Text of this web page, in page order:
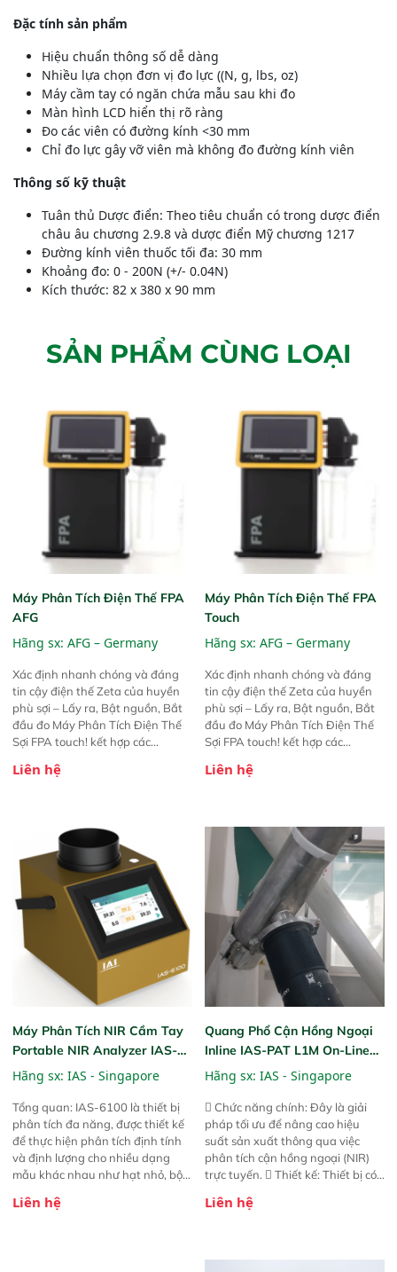
Đặc tính sản phẩm
Hiệu chuẩn thông số dễ dàng
Nhiều lựa chọn đơn vị đo lực ((N, g, lbs, oz)
Máy cầm tay có ngăn chứa mẫu sau khi đo
Màn hình LCD hiển thị rõ ràng
Đo các viên có đường kính <30 mm
Chỉ đo lực gây vỡ viên mà không đo đường kính viên
Thông số kỹ thuật
Tuân thủ Dược điển: Theo tiêu chuẩn có trong dược điển
châu âu chương 2.9.8 và dược điển Mỹ chương 1217
Đường kính viên thuốc tối đa: 30 mm
Khoảng đo: 0 - 200N (+/- 0.04N)
Kích thước: 82 x 380 x 90 mm
SẢN PHẨM CÙNG LOẠI
Máy Phân Tích Điện Thế FPA
AFG
Hãng sx: AFG – Germany
Xác định nhanh chóng và đáng
tin cậy điện thế Zeta của huyền
phù sợi – Lấy ra, Bật nguồn, Bắt
đầu đo Máy Phân Tích Điện Thế
Sợi FPA touch! kết hợp các
được chứng minh với sự đơn giản
trước đó. Nhưng so với các phiên
bản trước, FPA touch! nhỏ hơn và
nhẹ hơn đáng kể, đồng thời được
nâng cấp với các tính năng mới.
Liên hệ
Máy Phân Tích Điện Thế FPA
Touch
Hãng sx: AFG – Germany
Xác định nhanh chóng và đáng
tin cậy điện thế Zeta của huyền
phù sợi – Lấy ra, Bật nguồn, Bắt
đầu đo Máy Phân Tích Điện Thế
Sợi FPA touch! kết hợp các
được chứng minh với sự đơn giản
trước đó. Nhưng so với các phiên
bản trước, FPA touch! nhỏ hơn và
nhẹ hơn đáng kể, đồng thời được
nâng cấp với các tính năng mới.
Liên hệ
Máy Phân Tích NIR Cầm Tay
Portable NIR Analyzer IAS-
6100
Hãng sx: IAS - Singapore
Tổng quan: IAS-6100 là thiết bị
phân tích đa năng, được thiết kế
để thực hiện phân tích định tính
và định lượng cho nhiều dạng
mẫu khác nhau như hạt nhỏ, bột,
này cho phép bất kỳ ai cũng có
Liên hệ
Quang Phổ Cận Hồng Ngoại
Inline IAS-PAT L1M On-Line
NIR
Hãng sx: IAS - Singapore
 Chức năng chính: Đây là giải
pháp tối ưu để nâng cao hiệu
suất sản xuất thông qua việc
phân tích cận hồng ngoại (NIR)
trực tuyến.  Thiết kế: Thiết bị có
hỗ trợ tản nhiệt tăng cường và đã
năng theo dõi thông số theo thời
Liên hệ